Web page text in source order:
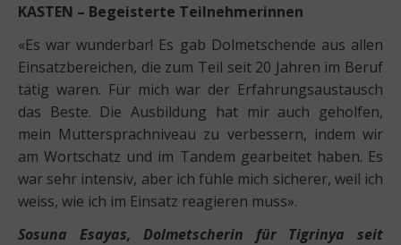
KASTEN – Begeisterte Teilnehmerinnen
«Es war wunderbar! Es gab Dolmetschende aus allen
Einsatzbereichen, die zum Teil seit 20 Jahren im Beruf
tätig waren. Für mich war der Erfahrungsaustausch
das Beste. Die Ausbildung hat mir auch geholfen,
mein Muttersprachniveau zu verbessern, indem wir
am Wortschatz und im Tandem gearbeitet haben. Es
war sehr intensiv, aber ich fühle mich sicherer, weil ich
weiss, wie ich im Einsatz reagieren muss».
Sosuna Esayas, Dolmetscherin für Tigrinya seit